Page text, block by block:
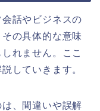
会話やビジネスの
の具体的な意味
れません。ここ
していきます。
、間違いや誤解